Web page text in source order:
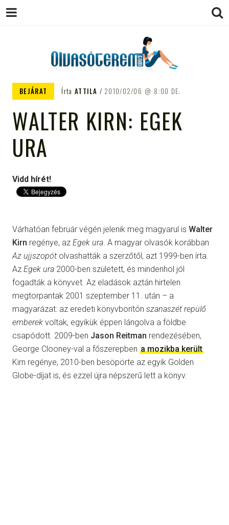
OLVASÓTEREM.COM – AZ
TÁMOGATÓJA
BEJÁRAT Írta ATTILA 2010/02/06 8:00 DE.
WALTER KIRN: EGEK
URA
Vidd hírét!
Várhatóan február végén jelenik meg magyarul is Walter
Kirn regénye, az Egek ura . A magyar olvasók korábban
Az ujjszopót olvashatták a szerzőtől, azt 1999-ben írta.
Az Egek ura 2000-ben született, és mindenhol jól
fogadták a könyvet. Az eladások aztán hirtelen
megtorpantak 2001 szeptember 11. után – a
magyarázat: az eredeti könyvborítón szanaszét repülő
emberek voltak, egyikük éppen lángolva a földbe
csapódott. 2009-ben Jason Reitman rendezésében,
George Clooney-val a főszerepben a mozikba került
Kirn regénye, 2010-ben besöpörte az egyik Golden
Globe-díjat is, és ezzel újra népszerű lett a könyv.